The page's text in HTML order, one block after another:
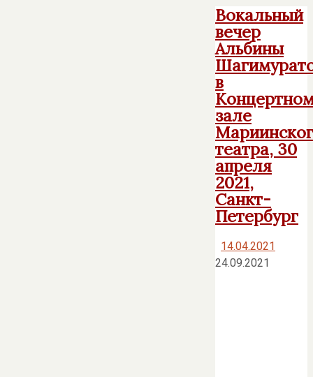
Вокальный
вечер
Альбины
в
зале
театра, 30
апреля
2021,
Санкт-
Петербург
14.04.2021
24.09.2021